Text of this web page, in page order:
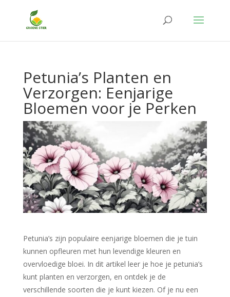
Petunia’s Planten en
Verzorgen: Eenjarige
Bloemen voor je Perken
Petunia’s zijn populaire eenjarige bloemen die je tuin
kunnen opfleuren met hun levendige kleuren en
overvloedige bloei. In dit artikel leer je hoe je petunia’s
kunt planten en verzorgen, en ontdek je de
verschillende soorten die je kunt kiezen. Of je nu een